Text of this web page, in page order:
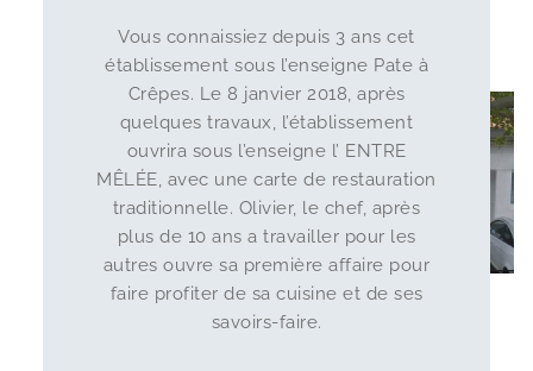
Vous connaissiez depuis 3 ans cet
établissement sous l’enseigne Pate à
Crêpes. Le 8 janvier 2018, après
quelques travaux, l’établissement
ouvrira sous l’enseigne l’ ENTRE
MÊLÉE, avec une carte de restauration
traditionnelle. Olivier, le chef, après
plus de 10 ans a travailler pour les
autres ouvre sa première affaire pour
faire profiter de sa cuisine et de ses
savoirs-faire.